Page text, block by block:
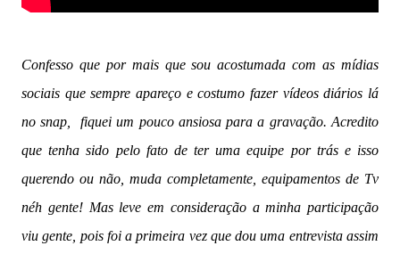
Confesso que por mais que sou acostumada com as mídias
sociais que sempre apareço e costumo fazer vídeos diários lá
no snap, fiquei um pouco ansiosa para a gravação. Acredito
que tenha sido pelo fato de ter uma equipe por trás e isso
querendo ou não, muda completamente, equipamentos de Tv
néh gente! Mas leve em consideração a minha participação
viu gente, pois foi a primeira vez que dou uma entrevista assim